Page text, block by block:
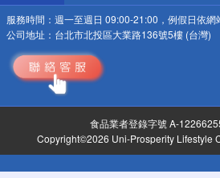
服務時間： 週一至週日 09:00-21:00，例假日依網
公司地址： 台北市北投區大業路136號5樓 (台灣)
食品業者登錄字號 A-
Copyright©2026 Uni-Prosperity Lifestyle